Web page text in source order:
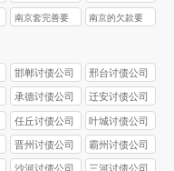
债公司
债公司
南京套完善要
南京的欠款要
邯郸讨债公司 邢台讨债公司
承德讨债公司 迁安讨债公司
任丘讨债公司 叶城讨债公司
晋州讨债公司 霸州讨债公司
沙河讨债公司 三河讨债公司